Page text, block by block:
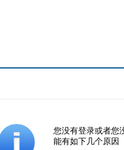
您没有登录或者您
能有如下几个原因